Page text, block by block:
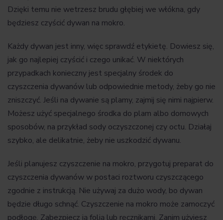
Dzięki temu nie wetrzesz brudu głębiej we włókna, gdy
będziesz czyścić dywan na mokro.
Każdy dywan jest inny, więc sprawdź etykietę. Dowiesz się,
jak go najlepiej czyścić i czego unikać. W niektórych
przypadkach konieczny jest specjalny środek do
czyszczenia dywanów lub odpowiednie metody, żeby go nie
zniszczyć. Jeśli na dywanie są plamy, zajmij się nimi najpierw.
Możesz użyć specjalnego środka do plam albo domowych
sposobów, na przykład sody oczyszczonej czy octu. Działaj
szybko, ale delikatnie, żeby nie uszkodzić dywanu.
Jeśli planujesz czyszczenie na mokro, przygotuj preparat do
czyszczenia dywanów w postaci roztworu czyszczącego
zgodnie z instrukcją. Nie używaj za dużo wody, bo dywan
będzie długo schnąć. Czyszczenie na mokro może zamoczyć
podłogę. Zabezpiecz ją folią lub ręcznikami. Zanim użyjesz